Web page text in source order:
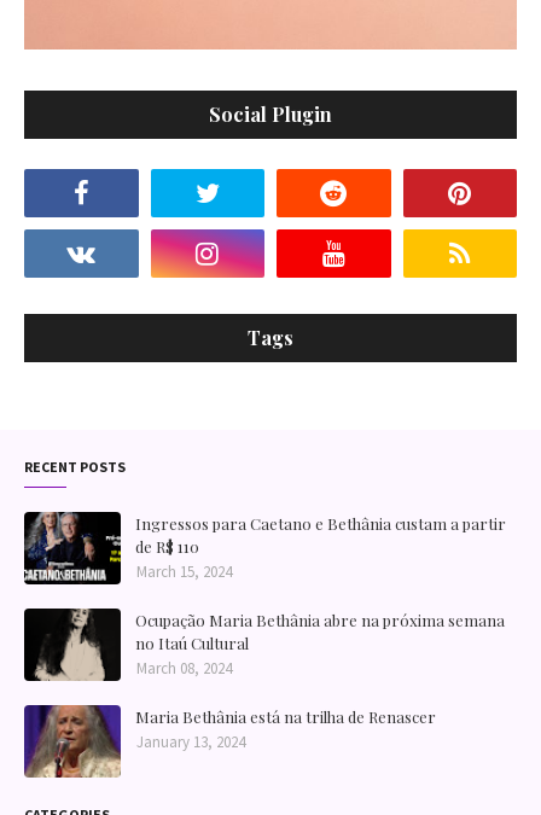
Social Plugin
Tags
RECENT POSTS
Ingressos para Caetano e Bethânia custam a partir
de R$ 110
March 15, 2024
Ocupação Maria Bethânia abre na próxima semana
no Itaú Cultural
March 08, 2024
Maria Bethânia está na trilha de Renascer
January 13, 2024